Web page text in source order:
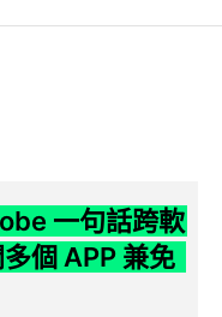
一句話跨軟
個 APP 兼免